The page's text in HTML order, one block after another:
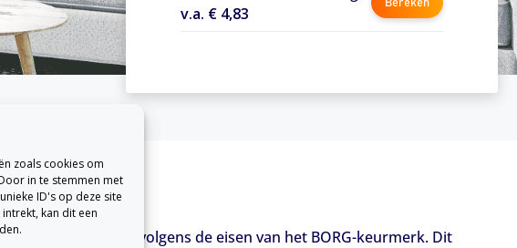
zoals cookies om
in te stemmen met
ID's op deze site
kan dit een
v.a. € 4,83
Bereken
en gecertificeerd volgens de eisen van het BORG-keurmerk. Dit